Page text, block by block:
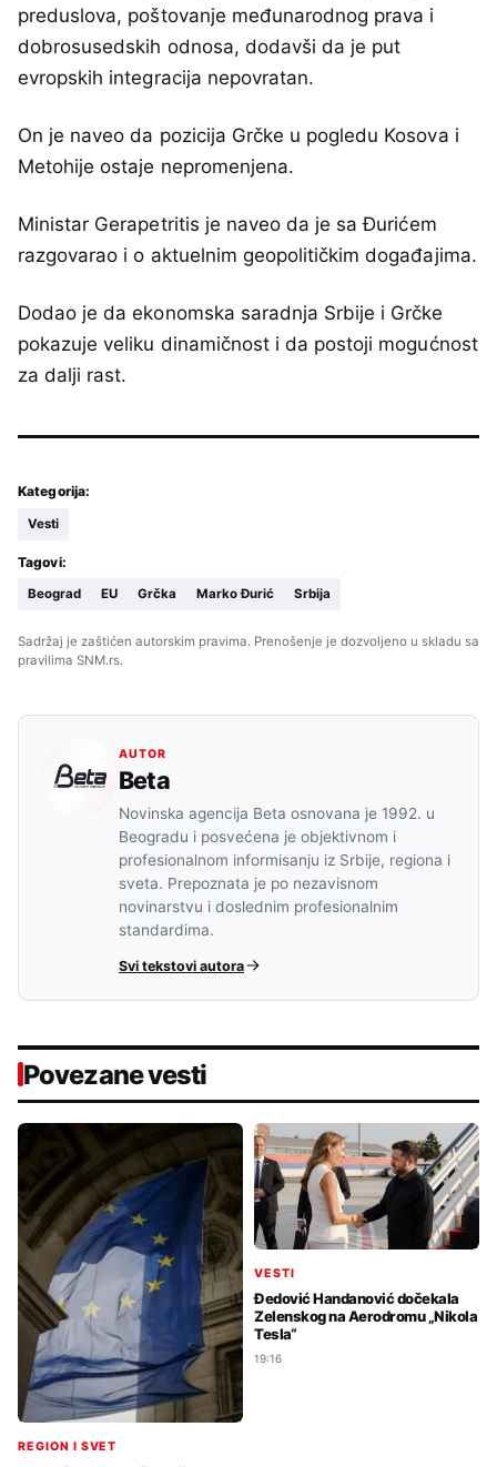
preduslova, poštovanje međunarodnog prava i
dobrosusedskih odnosa, dodavši da je put
evropskih integracija nepovratan.
On je naveo da pozicija Grčke u pogledu Kosova i
Metohije ostaje nepromenjena.
Ministar Gerapetritis je naveo da je sa Đurićem
razgovarao i o aktuelnim geopolitičkim događajima.
Dodao je da ekonomska saradnja Srbije i Grčke
pokazuje veliku dinamičnost i da postoji mogućnost
za dalji rast.
Kategorija:
Vesti
Tagovi:
Beograd EU Grčka Marko Đurić Srbija
Sadržaj je zaštićen autorskim pravima. Prenošenje je dozvoljeno u skladu sa
pravilima SNM.rs.
AUTOR
Beta
Novinska agencija Beta osnovana je 1992. u
Beogradu i posvećena je objektivnom i
profesionalnom informisanju iz Srbije, regiona i
sveta. Prepoznata je po nezavisnom
novinarstvu i doslednim profesionalnim
standardima.
Svi tekstovi autora
Povezane vesti
REGION I SVET
VESTI
Đedović Handanović dočekala
Zelenskog na Aerodromu „Nikola
Tesla“
19:16